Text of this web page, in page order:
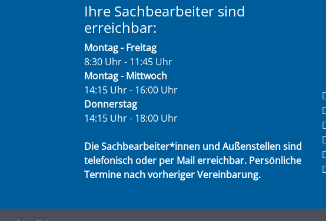
Ihre Sachbearbeiter sind
erreichbar:
Montag - Freitag
8:30 Uhr - 11:45 Uhr
Montag - Mittwoch
14:15 Uhr - 16:00 Uhr
Donnerstag
14:15 Uhr - 18:00 Uhr
Die Sachbearbeiter*innen und Außenstellen sind
telefonisch oder per Mail erreichbar. Persönliche
Termine nach vorheriger Vereinbarung.